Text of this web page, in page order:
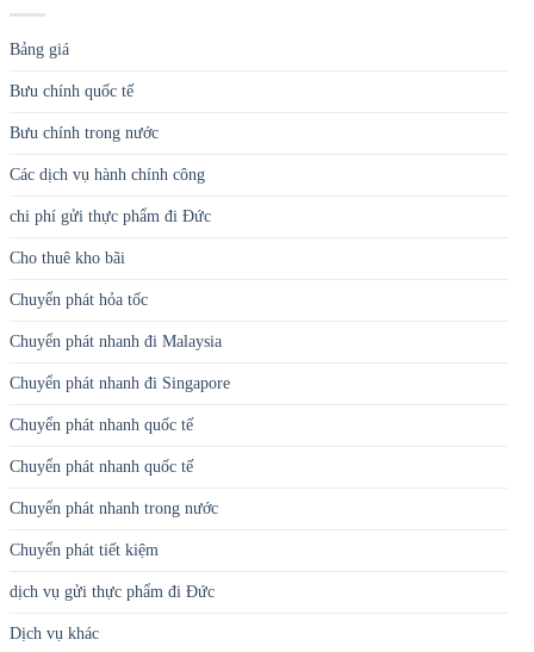
Bảng giá
Bưu chính quốc tế
Bưu chính trong nước
Các dịch vụ hành chính công
chi phí gửi thực phẩm đi Đức
Cho thuê kho bãi
Chuyển phát hỏa tốc
Chuyển phát nhanh đi Malaysia
Chuyển phát nhanh đi Singapore
Chuyển phát nhanh quốc tế
Chuyển phát nhanh quốc tế
Chuyển phát nhanh trong nước
Chuyển phát tiết kiệm
dịch vụ gửi thực phẩm đi Đức
Dịch vụ khác